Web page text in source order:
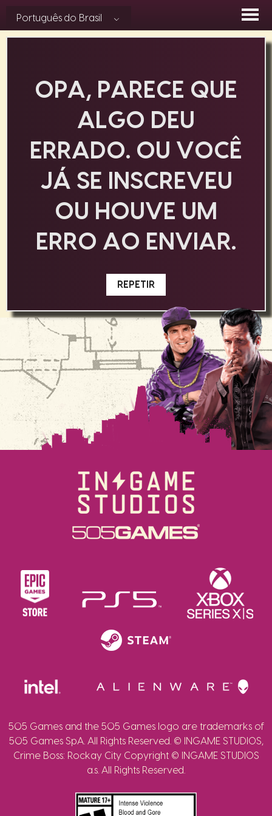
content
Português do Brasil
OPA, PARECE QUE
ALGO DEU
ERRADO. OU VOCÊ
JÁ SE INSCREVEU
OU HOUVE UM
ERRO AO ENVIAR.
REPETIR
505 Games and the 505 Games logo are trademarks of
505 Games SpA. All Rights Reserved. © INGAME STUDIOS,
Crime Boss: Rockay City Copyright © INGAME STUDIOS
a.s. All Rights Reserved.